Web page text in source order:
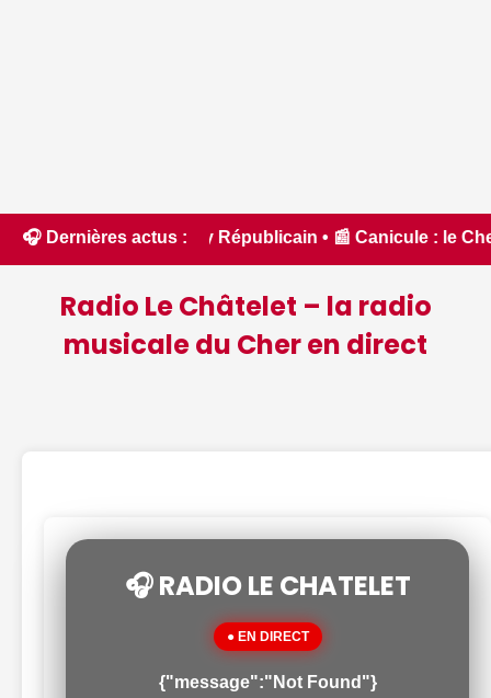
🎧 Dernières actus :
Républicain • 📰 Canicule : le Cher placé en
Radio Le Châtelet – la radio
musicale du Cher en direct
🎧 RADIO LE CHATELET
● EN DIRECT
{"message":"Not Found"}